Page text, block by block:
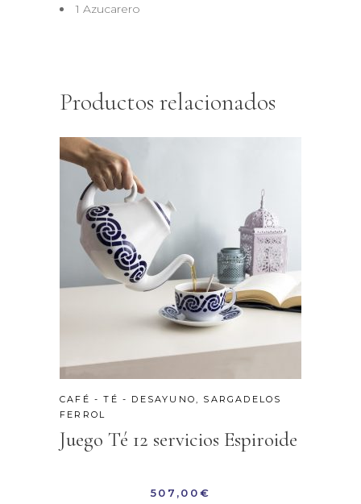
1 Azucarero
Productos relacionados
CAFÉ - TÉ - DESAYUNO, SARGADELOS
FERROL
Juego Té 12 servicios Espiroide
507,00€